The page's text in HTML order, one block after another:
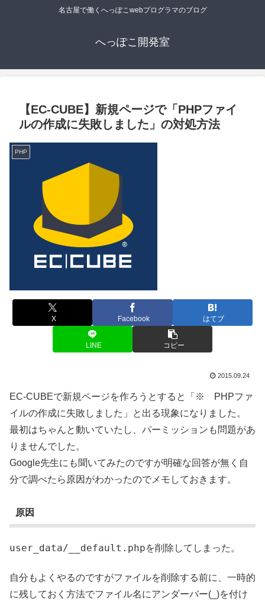
名古屋で働くへっぽこwebプログラマのブログ
へっぽこ開発室
【EC-CUBE】新規ページで「PHPファイ
ルの作成に失敗しました」の対処方法
PHP
X Facebook はてブ
LINE コピー
2015.09.24
EC-CUBEで新規ページを作ろうとすると「※ PHPファ
イルの作成に失敗しました」と出る現象になりました。
最初はちゃんと動いていたし、パーミッションも問題があ
りませんでした。
Google先生にも聞いてみたのですが明確な回答が無く自
分で調べたら原因がわかったのでメモしておきます。
原因
user_data/__default.phpを削除してしまった。
自分もよくやるのですがファイルを削除する前に、一時的
に残しておく方法でファイル名にアンダーバー(_)を付け